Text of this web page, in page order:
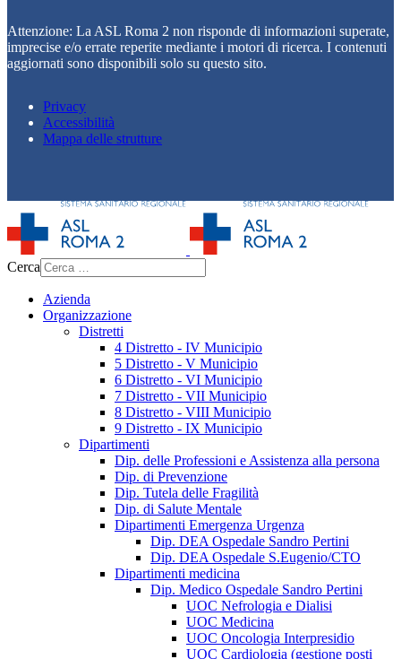
Attenzione: La ASL Roma 2 non risponde di informazioni superate,
imprecise e/o errate reperite mediante i motori di ricerca. I contenuti
aggiornati sono disponibili solo su questo sito.
Privacy
Accessibilità
Mappa delle strutture
Cerca
Azienda
Organizzazione
Distretti
4 Distretto - IV Municipio
5 Distretto - V Municipio
6 Distretto - VI Municipio
7 Distretto - VII Municipio
8 Distretto - VIII Municipio
9 Distretto - IX Municipio
Dipartimenti
Dip. delle Professioni e Assistenza alla persona
Dip. di Prevenzione
Dip. Tutela delle Fragilità
Dip. di Salute Mentale
Dipartimenti Emergenza Urgenza
Dip. DEA Ospedale Sandro Pertini
Dip. DEA Ospedale S.Eugenio/CTO
Dipartimenti medicina
Dip. Medico Ospedale Sandro Pertini
UOC Nefrologia e Dialisi
UOC Medicina
UOC Oncologia Interpresidio
UOC Cardiologia (gestione posti